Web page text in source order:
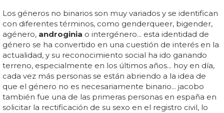
Los géneros no binarios son muy variados y se identifican
con diferentes términos, como genderqueer, bigender,
agénero, androginia o intergénero... esta identidad de
género se ha convertido en una cuestión de interés en la
actualidad, y su reconocimiento social ha ido ganando
terreno, especialmente en los últimos años... hoy en día,
cada vez más personas se están abriendo a la idea de
que el género no es necesariamente binario... jacobo
también fue una de las primeras personas en españa en
solicitar la rectificación de su sexo en el registro civil, lo